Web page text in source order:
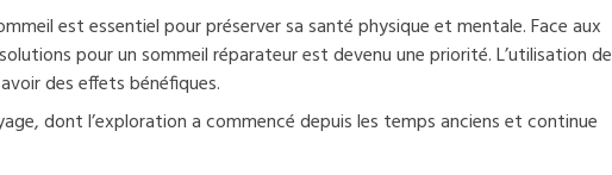
est essentiel pour préserver sa santé physique et mentale. Face aux
pour un sommeil réparateur est devenu une priorité. L’utilisation de
des effets bénéfiques.
dont l’exploration a commencé depuis les temps anciens et continue